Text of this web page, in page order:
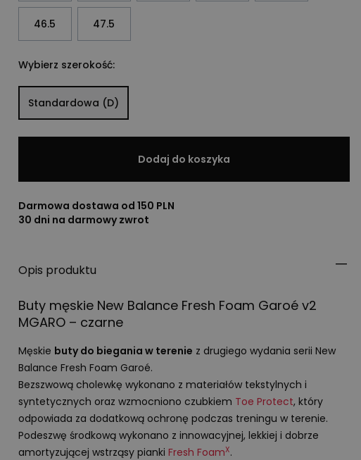
46.5 47.5
Wybierz szerokość:
Standardowa (D)
Dodaj do koszyka
Darmowa dostawa od 150 PLN
30 dni na darmowy zwrot
Opis produktu
Buty męskie New Balance Fresh Foam Garoé v2
MGARO– czarne
Męskie buty do biegania w terenie z drugiego wydania serii New
Balance Fresh Foam Garoé.
Bezszwową cholewkę wykonano z materiałów tekstylnych i
syntetycznych oraz wzmocniono czubkiem Toe Protect, który
odpowiada za dodatkową ochronę podczas treningu w terenie.
Podeszwę środkową wykonano z innowacyjnej, lekkiej i dobrze
amortyzującej wstrząsy pianki Fresh FoamX.